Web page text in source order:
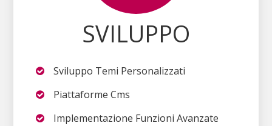
SVILUPPO
Sviluppo Temi Personalizzati
Piattaforme Cms
Implementazione Funzioni Avanzate